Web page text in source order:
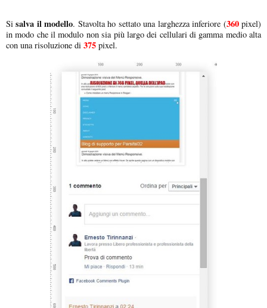
Sisalva il modello. Stavolta ho settato una larghezza inferiore (360pixel)
in modo che il modulo non sia più largo dei cellulari di gamma medio alta
con una risoluzione di 375 pixel.